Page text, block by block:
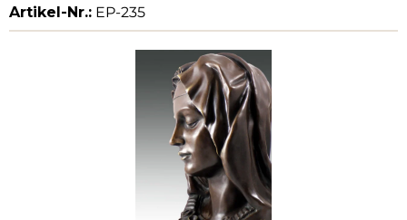
Artikel-Nr.: EP-235